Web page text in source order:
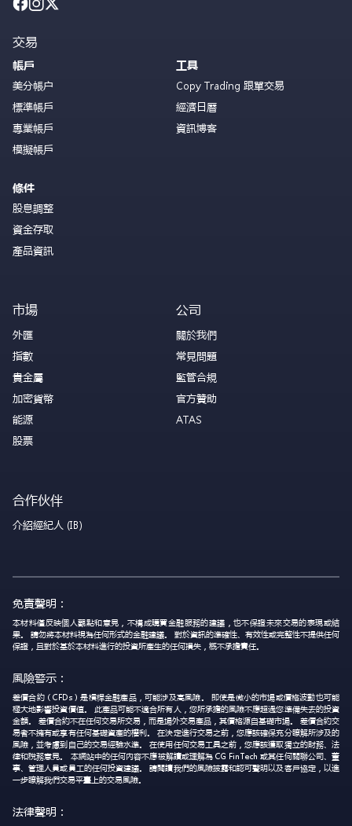
交易
帳戶
美分帳户
標準帳戶
專業帳戶
模擬帳戶
條件
股息調整
資金存取
產品資訊
工具
Copy Trading 跟單交易
經濟日曆
資訊博客
市場
外匯
指數
貴金屬
加密貨幣
能源
股票
公司
關於我們
常見問題
監管合規
官方贊助
ATAS
合作伙伴
介紹經紀人 (IB)
免責聲明：
本材料僅反映個人觀點和意見，不構成購買金融服務的建議，也不保證未來交易的表現或結
果。 請勿將本材料視為任何形式的金融建議。 對於資訊的準確性、有效性或完整性不提供任何
保證，且對於基於本材料進行的投資所產生的任何損失，概不承擔責任。
風險警示：
差價合約（CFDs）是槓桿金融產品，可能涉及高風險。 即使是微小的市場或價格波動也可能
極大地影響投資價值。 此產品可能不適合所有人，您所承擔的風險不應超過您準備失去的投資
金額。 差價合約不在任何交易所交易，而是場外交易產品，其價格源自基礎市場。 差價合約交
易者不擁有或享有任何基礎資產的權利。 在決定進行交易之前，您應該確保充分瞭解所涉及的
風險，並考慮到自己的交易經驗水準。 在使用任何交易工具之前，您應該獲取獨立的財務、法
律和稅務意見。 本網站中的任何內容不應被解讀或理解為 CG FinTech 或其任何關聯公司、董
事、管理人員或員工的任何投資建議。 請閱讀我們的風險披露和認可聲明以及客戶協定，以進
一步瞭解我們交易平臺上的交易風險。
法律聲明：